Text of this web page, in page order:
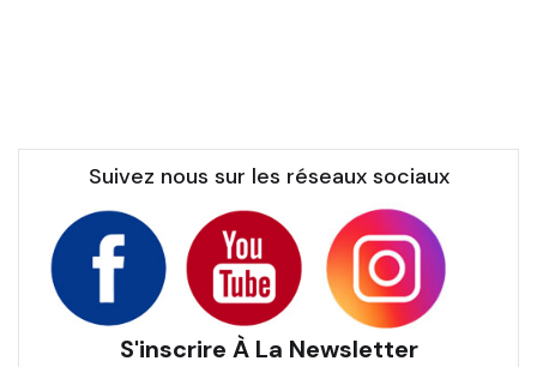
Suivez nous sur les réseaux sociaux
S'inscrire À La Newsletter